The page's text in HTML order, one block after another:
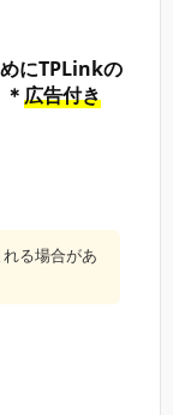
にTPLinkの
Bluetoothアダプターを買ってみた！ ＊広告付き
る場合があ